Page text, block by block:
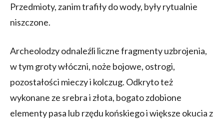
Przedmioty, zanim trafiły do wody, były rytualnie
niszczone.
Archeolodzy odnaleźli liczne fragmenty uzbrojenia,
w tym groty włóczni, noże bojowe, ostrogi,
pozostałości mieczy i kolczug. Odkryto też
wykonane ze srebra i złota, bogato zdobione
elementy pasa lub rzędu końskiego i większe okucia z